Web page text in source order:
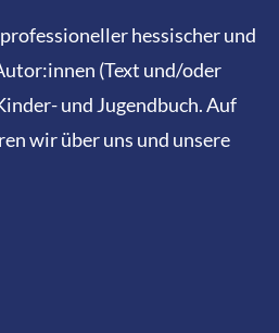
hessischer und
(Text und/oder
und Jugendbuch. Auf
wir über uns und unsere